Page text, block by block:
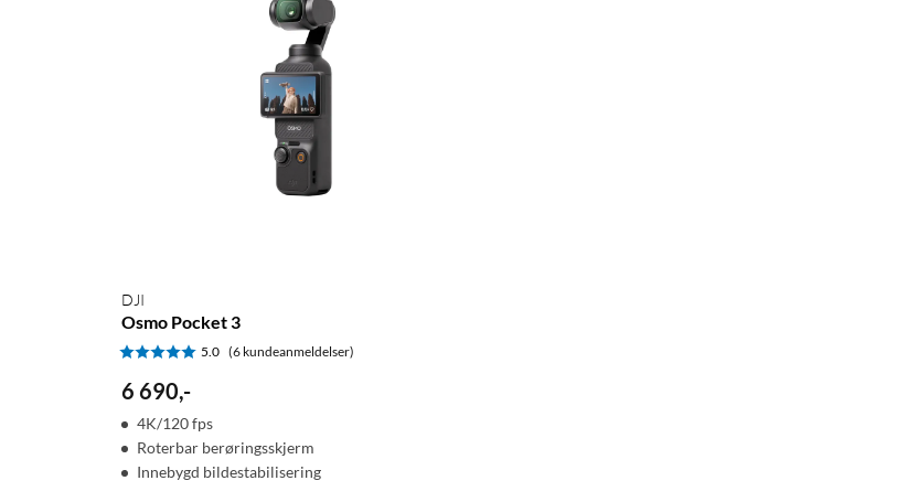
DJI
Osmo Pocket 3
5.0 (6 kundeanmeldelser)
6 690,-
4K/120 fps
Roterbar berøringsskjerm
Innebygd bildestabilisering